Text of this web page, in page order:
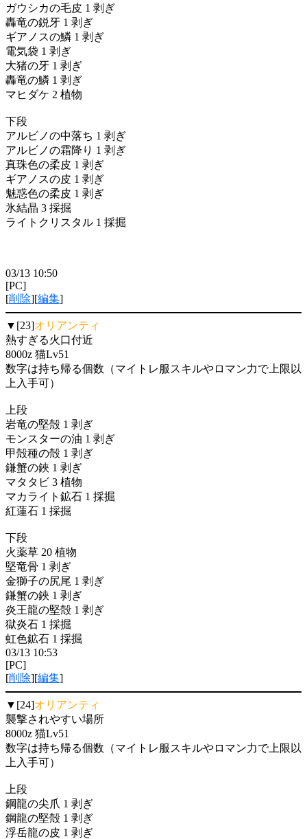
ガウシカの毛皮 1 剥ぎ
轟竜の鋭牙 1 剥ぎ
ギアノスの鱗 1 剥ぎ
電気袋 1 剥ぎ
大猪の牙 1 剥ぎ
轟竜の鱗 1 剥ぎ
マヒダケ 2 植物
下段
アルビノの中落ち 1 剥ぎ
アルビノの霜降り 1 剥ぎ
真珠色の柔皮 1 剥ぎ
ギアノスの皮 1 剥ぎ
魅惑色の柔皮 1 剥ぎ
氷結晶 3 採掘
ライトクリスタル 1 採掘
03/13 10:50
[PC]
[削除][編集]
▼[23]オリアンティ
熱すぎる火口付近
8000z 猫Lv51
数字は持ち帰る個数（マイトレ服スキルやロマン力で上限以
上入手可）
上段
岩竜の堅殻 1 剥ぎ
モンスターの油 1 剥ぎ
甲殻種の殻 1 剥ぎ
鎌蟹の鋏 1 剥ぎ
マタタビ 3 植物
マカライト鉱石 1 採掘
紅蓮石 1 採掘
下段
火薬草 20 植物
堅竜骨 1 剥ぎ
金獅子の尻尾 1 剥ぎ
鎌蟹の鋏 1 剥ぎ
炎王龍の堅殻 1 剥ぎ
獄炎石 1 採掘
虹色鉱石 1 採掘
03/13 10:53
[PC]
[削除][編集]
▼[24]オリアンティ
襲撃されやすい場所
8000z 猫Lv51
数字は持ち帰る個数（マイトレ服スキルやロマン力で上限以
上入手可）
上段
鋼龍の尖爪 1 剥ぎ
鋼龍の堅殻 1 剥ぎ
浮岳龍の皮 1 剥ぎ